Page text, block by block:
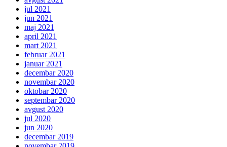
jul 2021
jun 2021
maj 2021
april 2021
mart 2021
februar 2021
januar 2021
decembar 2020
novembar 2020
oktobar 2020
septembar 2020
avgust 2020
jul 2020
jun 2020
decembar 2019